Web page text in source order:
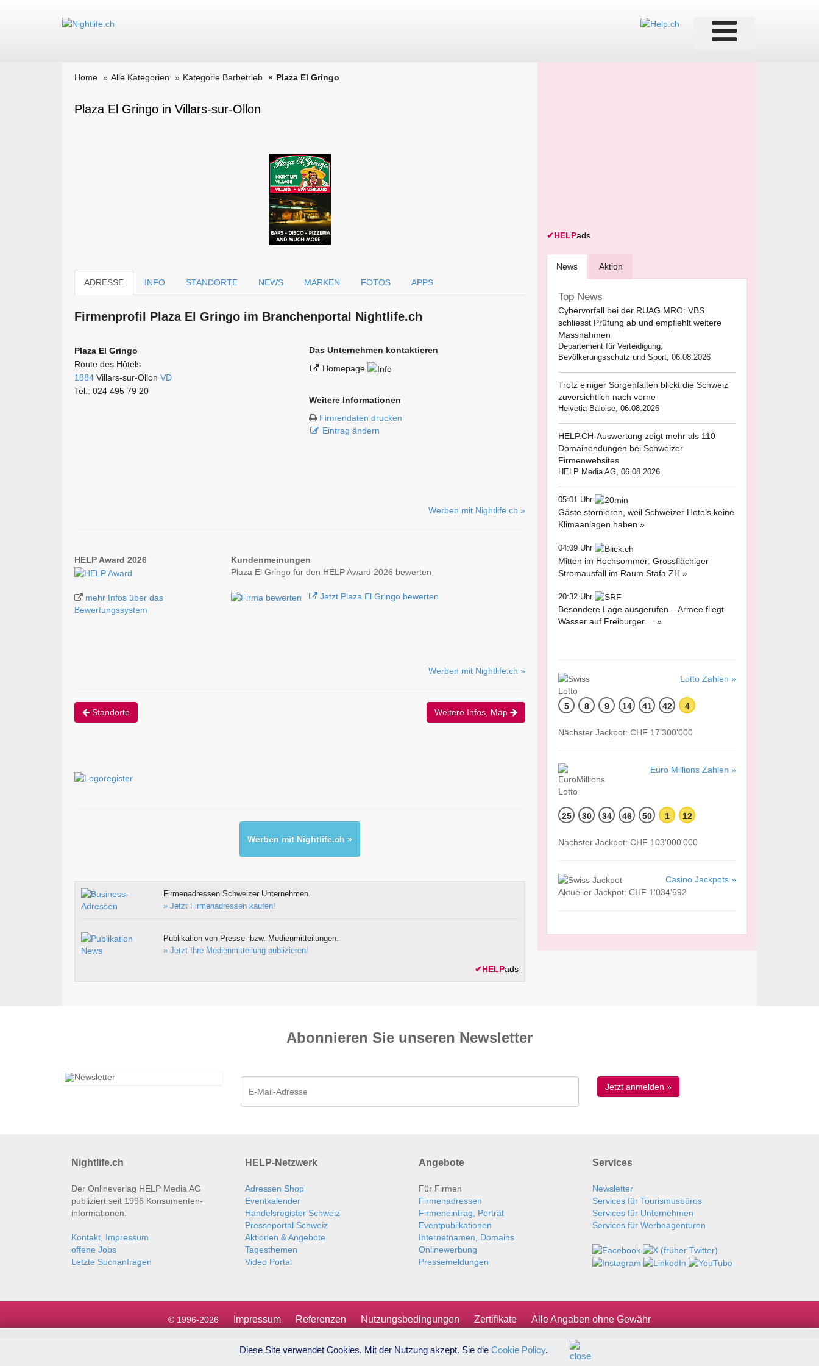
Home Alle Kategorien Kategorie Barbetrieb Plaza El Gringo
Plaza El Gringo in Villars-sur-Ollon
ADRESSE INFO STANDORTE NEWS MARKEN FOTOS APPS
Firmen­profil Plaza El Gringo im Branchen­portal Nightlife.ch
Plaza El Gringo
Route des Hôtels
1884 Villars-sur-Ollon VD
Tel.: 024 495 79 20
Das Unternehmen kontaktieren
Homepage
Weitere Informationen
Firmendaten drucken
Eintrag ändern
Werben mit Nightlife.ch »
HELP Award 2026
mehr Infos über das
Bewertungssystem
Kundenmeinungen
Plaza El Gringo für den HELP Award 2026 bewerten
Jetzt Plaza El Gringo bewerten
Werben mit Nightlife.ch »
Standorte Weitere Infos, Map
Werben mit Nightlife.ch »
Firmenadressen Schweizer Unternehmen.
» Jetzt Firmenadressen kaufen!
Publikation von Presse- bzw. Medienmitteilungen.
» Jetzt Ihre Medienmitteilung publizieren!
✔HELPads
✔HELPads
News Aktion
Top News
Cybervorfall bei der RUAG MRO: VBS
schliesst Prüfung ab und empfiehlt weitere
Massnahmen
Departement für Verteidigung,
Bevölkerungsschutz und Sport, 06.08.2026
Trotz einiger Sorgenfalten blickt die Schweiz
zuversichtlich nach vorne
Helvetia Baloise, 06.08.2026
HELP.CH-Auswertung zeigt mehr als 110
Domainendungen bei Schweizer
Firmenwebsites
HELP Media AG, 06.08.2026
05:01 Uhr
Gäste stornieren, weil Schweizer Hotels keine
Klimaanlagen haben »
04:09 Uhr
Mitten im Hochsommer: Grossflächiger
Stromausfall im Raum Stäfa ZH »
20:32 Uhr
Besondere Lage ausgerufen – Armee fliegt
Wasser auf Freiburger ... »
Lotto Zahlen »
5 8 9 14 41 42 4
Nächster Jackpot: CHF 17'300'000
Euro Millions Zahlen »
25 30 34 46 50 1 12
Nächster Jackpot: CHF 103'000'000
Casino Jackpots »
Aktueller Jackpot: CHF 1'034'692
Abonnieren Sie unseren News­letter
Nightlife.ch
Der Onlineverlag HELP Media AG
publiziert seit 1996 Konsumenten­
informationen.
Kontakt, Impressum
offene Jobs
Letzte Suchanfragen
HELP-Netzwerk
Adressen Shop
Eventkalender
Handelsregister Schweiz
Presseportal Schweiz
Aktionen & Angebote
Tagesthemen
Video Portal
Angebote
Für Firmen
Firmenadressen
Firmeneintrag, Porträt
Eventpublikationen
Internetnamen, Domains
Onlinewerbung
Pressemeldungen
Services
Newsletter
Services für Tourismusbüros
Services für Unternehmen
Services für Werbeagenturen
© 1996-2026 Impressum Referenzen Nutzungsbedingungen Zertifikate Alle Angaben ohne Gewähr
Diese Site verwendet Cookies. Mit der Nutzung akzept. Sie die Cookie Policy.